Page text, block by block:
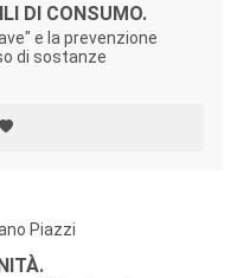
DI CONSUMO.
e la prevenzione
di sostanze
Piazzi